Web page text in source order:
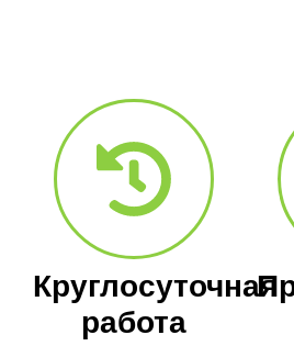
Круглосуточная
работа